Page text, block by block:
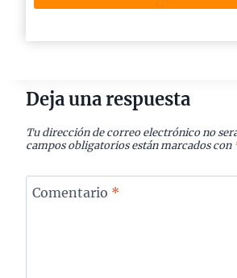
Deja una respuesta
Tu dirección de correo electrónico no
campos obligatorios están marcados con
Comentario *